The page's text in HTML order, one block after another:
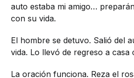
auto estaba mi amigo…
con su vida.
El hombre se detuvo. Salió del
vida. Lo llevó de regreso a casa
La oración funciona. Reza el